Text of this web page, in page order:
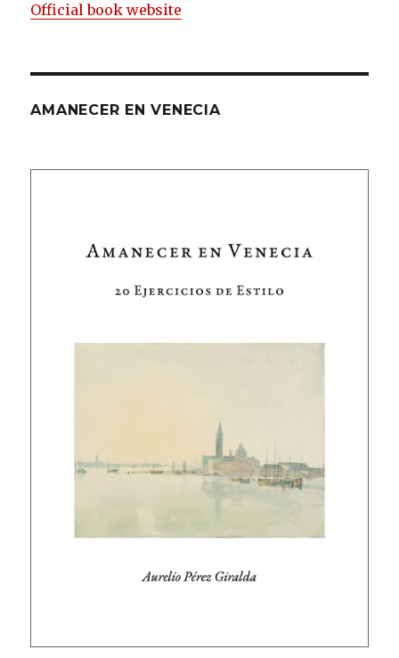
Official book website
AMANECER EN VENECIA